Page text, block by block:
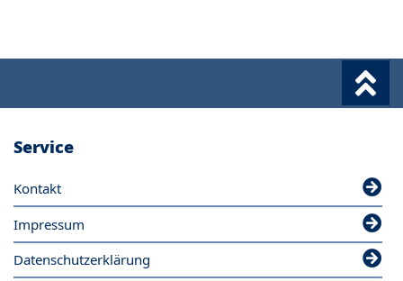
Service
Kontakt
Impressum
Datenschutzerklärung